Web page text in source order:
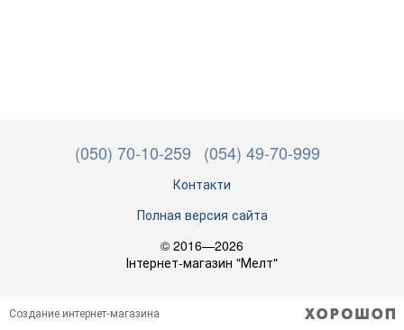
(050) 70-10-259 (054) 49-70-999
Контакти
Полная версия сайта
© 2016—2026
Інтернет-магазин "Мелт"
Создание интернет-магазина